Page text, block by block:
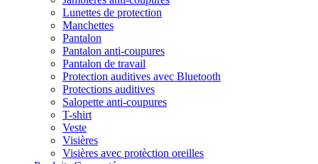
Lunettes de protection
Manchettes
Pantalon
Pantalon anti-coupures
Pantalon de travail
Protection auditives avec Bluetooth
Protections auditives
Salopette anti-coupures
T-shirt
Veste
Visières
Visières avec protèction oreilles